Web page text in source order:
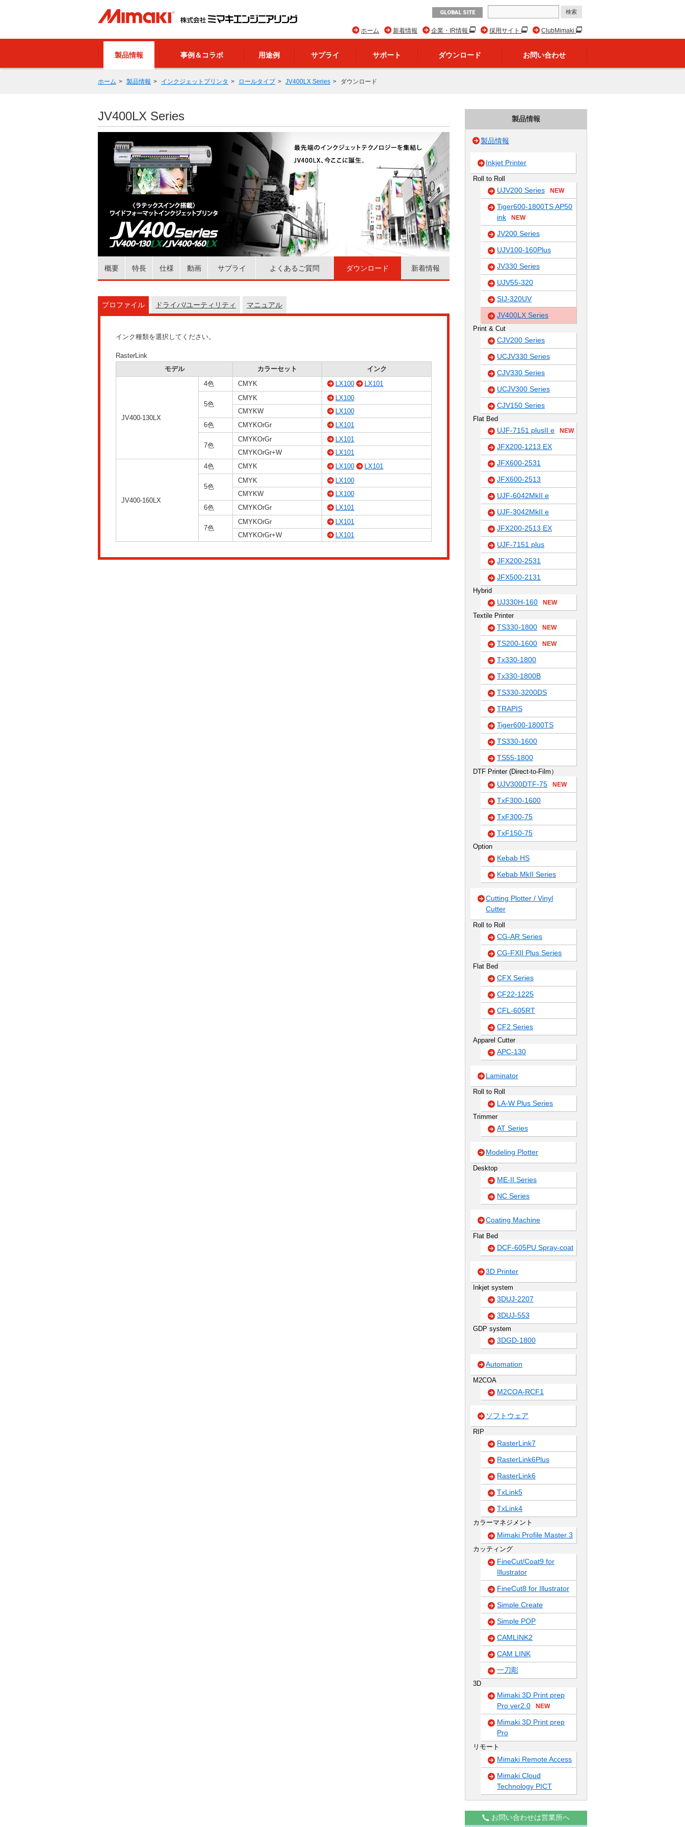
GLOBAL SITE
ClubMimaki
採用サイト
企業・IR情報
新着情報
ホーム
製品情報 事例＆コラボ 用途例 サプライ サポート ダウンロード お問い合わせ
ホーム 製品情報 インクジェットプリンタ ロールタイプ JV400LX Series ダウンロード
JV400LX Series
概要 特長 仕様 動画 サプライ よくあるご質問 ダウンロード 新着情報
プロファイル ドライバ/ユーティリティ マニュアル
インク種類を選択してください。
RasterLink
モデル
カラーセット インク
JV400-130LX
4色 CMYK LX100 LX101
5色
CMYK
LX100
CMYKW
LX100
6色
CMYKOrGr LX101
7色
CMYKOrGr
LX101
CMYKOrGr+W
LX101
JV400-160LX
4色 CMYK LX100 LX101
5色
CMYK
LX100
CMYKW
LX100
6色
CMYKOrGr LX101
7色
CMYKOrGr
LX101
CMYKOrGr+W
LX101
製品情報
製品情報
Inkjet Printer
Roll to Roll
UJV200 Series NEW
Tiger600-1800TS AP50
ink
NEW
JV200 Series
UJV100-160Plus
JV330 Series
UJV55-320
SIJ-320UV
JV400LX Series
Print & Cut
CJV200 Series
UCJV330 Series
CJV330 Series
UCJV300 Series
CJV150 Series
Flat Bed
UJF-7151 plusII e NEW
JFX200-1213 EX
JFX600-2531
JFX600-2513
UJF-6042MkII e
UJF-3042MkII e
JFX200-2513 EX
UJF-7151 plus
JFX200-2531
JFX500-2131
Hybrid
UJ330H-160 NEW
Textile Printer
TS330-1800 NEW
TS200-1600 NEW
Tx330-1800
Tx330-1800B
TS330-3200DS
TRAPIS
Tiger600-1800TS
TS330-1600
TS55-1800
DTF Printer (Direct-to-Film）
UJV300DTF-75 NEW
TxF300-1600
TxF300-75
TxF150-75
Option
Kebab HS
Kebab MkII Series
Cutting Plotter / Vinyl
Cutter
Roll to Roll
CG-AR Series
CG-FXII Plus Series
Flat Bed
CFX Series
CF22-1225
CFL-605RT
CF2 Series
Apparel Cutter
APC-130
Laminator
Roll to Roll
LA-W Plus Series
Trimmer
AT Series
Modeling Plotter
Desktop
ME-II Series
NC Series
Coating Machine
Flat Bed
DCF-605PU Spray-coat
3D Printer
Inkjet system
3DUJ-2207
3DUJ-553
GDP system
3DGD-1800
Automation
M2COA
M2COA-RCF1
ソフトウェア
RIP
RasterLink7
RasterLink6Plus
RasterLink6
TxLink5
TxLink4
カラーマネジメント
Mimaki Profile Master 3
カッティング
FineCut/Coat9 for
Illustrator
FineCut8 for Illustrator
Simple Create
Simple POP
CAMLINK2
CAM LINK
一刀彫
3D
Mimaki 3D Print prep
Pro ver2.0
NEW
Mimaki 3D Print prep
Pro
リモート
Mimaki Remote Access
Mimaki Cloud
Technology PICT
お問い合わせは営業所へ